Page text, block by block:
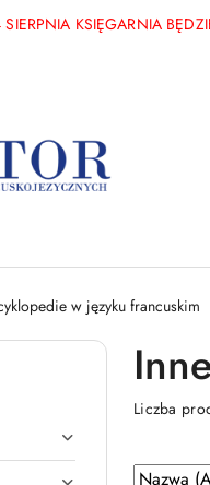
KSIĘGARNIA
w języku francuskim
Liczba
Sortuj